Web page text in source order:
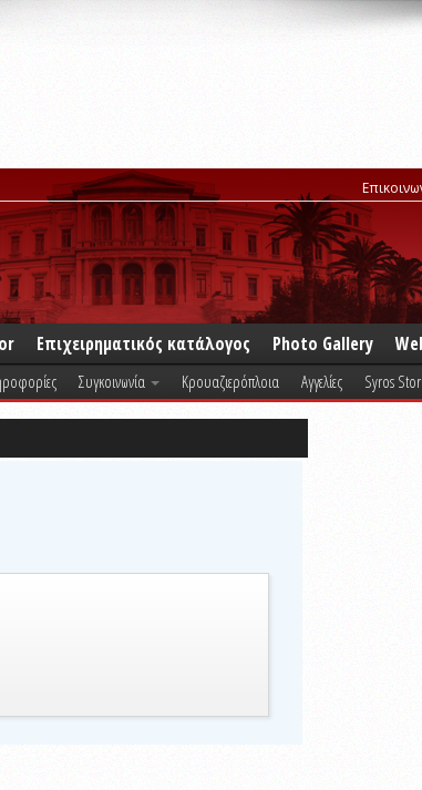
Επιχειρηματικός κατάλογος Photo Gallery
Συγκοινωνία Κρουαζιερόπλοια Αγγελίες Syros